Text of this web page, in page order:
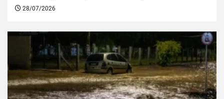
28/07/2026